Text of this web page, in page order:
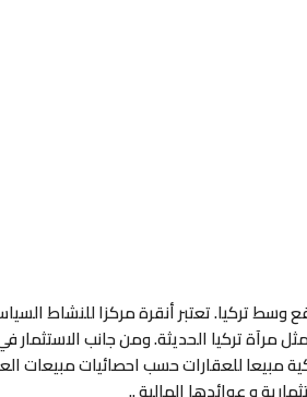
وسط تركيا.تعتبر أنقرة مركزا للنشاط
مرآة تركيا الحديثة.ومن جانب الاستثمار
مبيعا للعقارات حسب احصائيات مبيعات